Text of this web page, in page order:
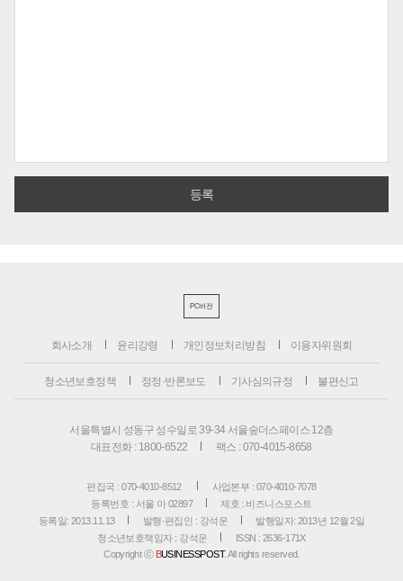
PC버전
회사소개 윤리강령 개인정보처리방침 이용자위원회
청소년보호정책 정정·반론보도 기사심의규정 불편신고
서울특별시 성동구 성수일로 39-34 서울숲더스페이스 12층
대표전화 : 1800-6522
팩스 : 070-4015-8658
편집국 : 070-4010-8512
사업본부 : 070-4010-7078
등록번호 : 서울 아 02897
제호 : 비즈니스포스트
등록일: 2013.11.13
발행·편집인 : 강석운
발행일자: 2013년 12월 2일
청소년보호책임자 : 강석운
ISSN : 2636-171X
Copyright ⓒ BUSINESSPOST. All rights reserved.